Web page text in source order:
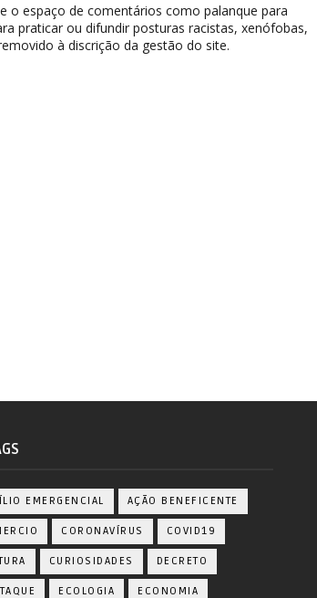
o espaço de comentários como palanque para
praticar ou difundir posturas racistas, xenófobas,
à discrição da gestão do site.
EMERGENCIAL AÇÃO BENEFICENTE
CORONAVÍRUS COVID19
CURIOSIDADES DECRETO
ECOLOGIA ECONOMIA